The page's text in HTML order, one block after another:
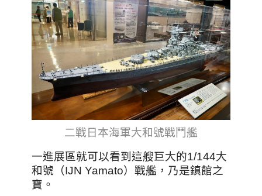
二戰日本海軍大和號戰鬥艦
一進展區就可以看到這艘巨大的1/144大
和號（IJN Yamato）戰艦，乃是鎮館之
寶。